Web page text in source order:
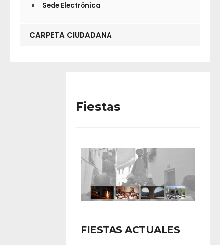
Sede Electrónica
CARPETA CIUDADANA
Fiestas
FIESTAS ACTUALES